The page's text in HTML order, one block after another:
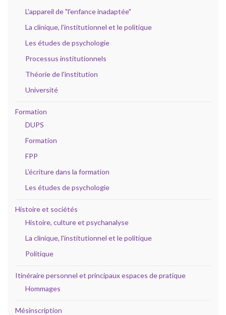
L'appareil de "l'enfance inadaptée"
La clinique, l'institutionnel et le politique
Les études de psychologie
Processus institutionnels
Théorie de l'institution
Université
Formation
DUPS
Formation
FPP
L'écriture dans la formation
Les études de psychologie
Histoire et sociétés
Histoire, culture et psychanalyse
La clinique, l'institutionnel et le politique
Politique
Itinéraire personnel et principaux espaces de pratique
Hommages
Mésinscription